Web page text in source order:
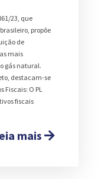
23, que
propõe
de
mais
gás natural.
destacam-se
Fiscais: O PL
fiscais
mais